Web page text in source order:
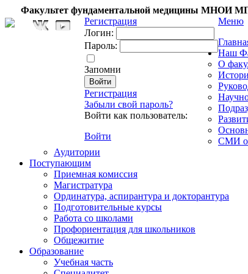
Факультет фундаментальной медицины МНОИ
Регистрация
Логин:
Пароль:
Запомни
Регистрация
Забыли свой пароль?
Войти как пользователь:
Войти
Меню
Наш
О
СМИ о
Аудитории
Поступающим
Приемная комиссия
Магистратура
Ординатура, аспирантура и докторантура
Подготовительные курсы
Работа со школами
Профориентация для школьников
Общежитие
Образование
Учебная часть